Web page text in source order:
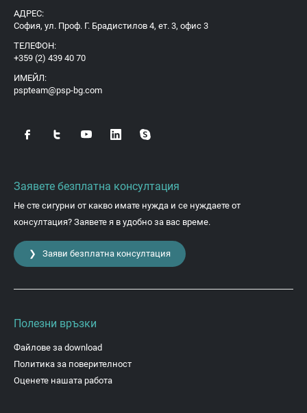
АДРЕС:
София, ул. Проф. Г. Брадистилов 4, ет. 3, офис 3
ТЕЛЕФОН:
+359 (2) 439 40 70
ИМЕЙЛ:
pspteam@psp-bg.com
Заявете безплатна консултация
Не сте сигурни от какво имате нужда и се нуждаете от
консултация? Заявете я в удобно за вас време.
❯ Заяви безплатна консултация
Полезни връзки
Файлове за download
Политика за поверителност
Оценете нашата работа